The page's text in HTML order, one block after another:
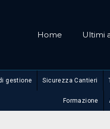
Home Ultimi
gestione Sicurezza Cantieri
Formazione